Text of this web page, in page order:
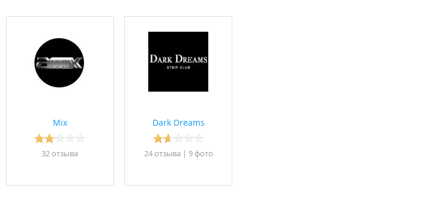
Mix
32 отзывa
Dark Dreams
24 отзывa | 9 фото